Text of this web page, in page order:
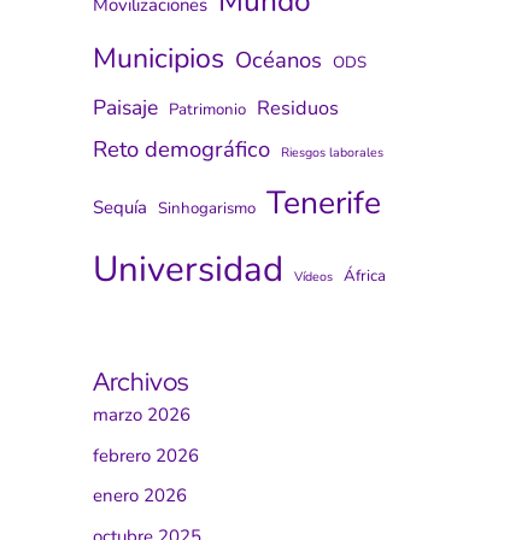
Municipios Océanos ODS
Paisaje Patrimonio Residuos
Reto demográfico Riesgos laborales
Sequía Sinhogarismo Tenerife
Universidad Vídeos África
Archivos
marzo 2026
febrero 2026
enero 2026